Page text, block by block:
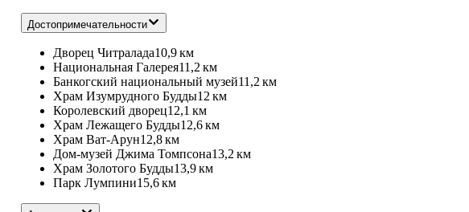
Достопримечательности
Дворец Читралада10,9 км
Национальная Галерея11,2 км
Банкогский национальный музей11,2 км
Храм Изумрудного Будды12 км
Королевский дворец12,1 км
Храм Лежащего Будды12,6 км
Храм Ват-Арун12,8 км
Дом-музей Джима Томпсона13,2 км
Храм Золотого Будды13,9 км
Парк Лумпини15,6 км